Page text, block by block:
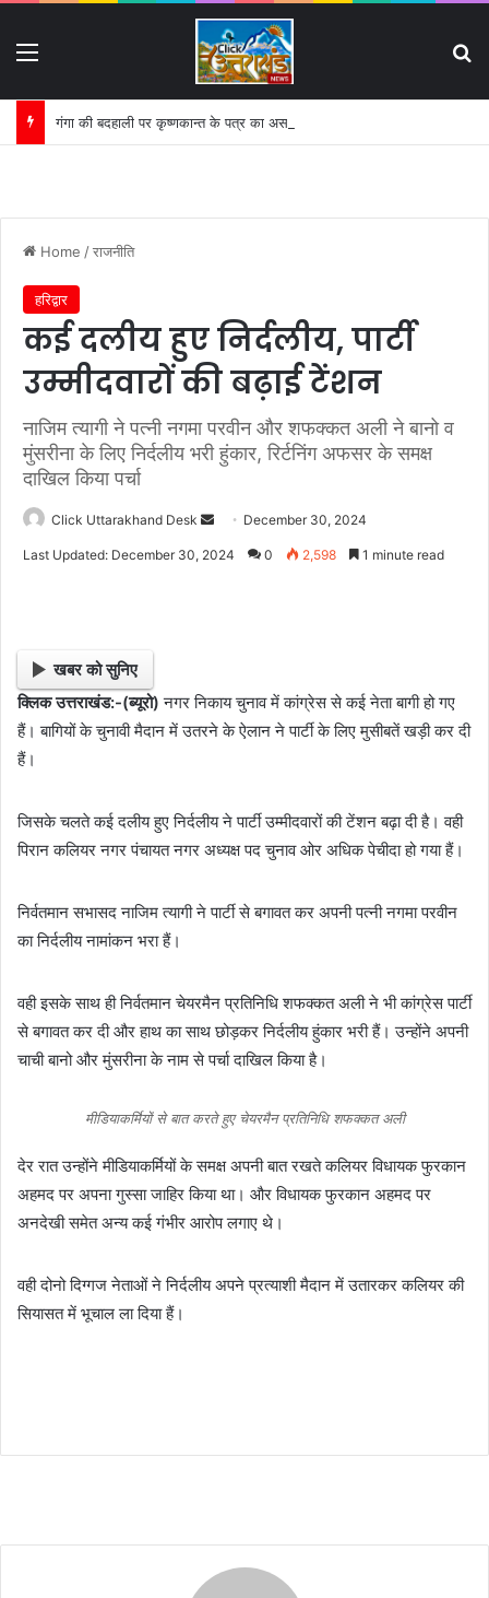
गंगा की बदहाली पर कृष्णकान्त के पत्र का असर:
Home /राजनीति
हरिद्वार
कई दलीय हुए निर्दलीय, पार्टी
उम्मीदवारों की बढ़ाई टेंशन
नाजिम त्यागी ने पत्नी नगमा परवीन और शफक्कत अली ने बानो व
मुंसरीना के लिए निर्दलीय भरी हुंकार, रिर्टनिंग अफसर के समक्ष
दाखिल किया पर्चा
Click Uttarakhand Desk
e
m
a
December 30, 2024
Last Updated: December 30, 2024 0 2,598 1 minute read
खबर को सुनिए
क्लिक उत्तराखंड:-(ब्यूरो) नगर निकाय चुनाव में कांग्रेस से कई नेता बागी हो गए
हैं। बागियों के चुनावी मैदान में उतरने के ऐलान ने पार्टी के लिए मुसीबतें खड़ी कर दी
हैं।
जिसके चलते कई दलीय हुए निर्दलीय ने पार्टी उम्मीदवारों की टेंशन बढ़ा दी है। वही
पिरान कलियर नगर पंचायत नगर अध्यक्ष पद चुनाव ओर अधिक पेचीदा हो गया हैं।
निर्वतमान सभासद नाजिम त्यागी ने पार्टी से बगावत कर अपनी पत्नी नगमा परवीन
का निर्दलीय नामांकन भरा हैं।
वही इसके साथ ही निर्वतमान चेयरमैन प्रतिनिधि शफक्कत अली ने भी कांग्रेस पार्टी
से बगावत कर दी और हाथ का साथ छोड़कर निर्दलीय हुंकार भरी हैं। उन्होंने अपनी
चाची बानो और मुंसरीना के नाम से पर्चा दाखिल किया है।
मीडियाकर्मियों से बात करते हुए चेयरमैन प्रतिनिधि शफक्कत अली
देर रात उन्होंने मीडियाकर्मियों के समक्ष अपनी बात रखते कलियर विधायक फुरकान
अहमद पर अपना गुस्सा जाहिर किया था। और विधायक फुरकान अहमद पर
अनदेखी समेत अन्य कई गंभीर आरोप लगाए थे।
वही दोनो दिग्गज नेताओं ने निर्दलीय अपने प्रत्याशी मैदान में उतारकर कलियर की
सियासत में भूचाल ला दिया हैं।